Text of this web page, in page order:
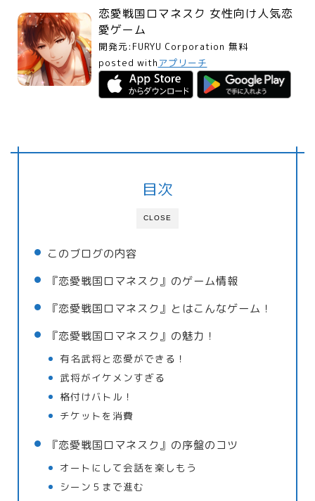
恋愛戦国ロマネスク 女性向け人気恋
愛ゲーム
開発元: FURYU Corporation 無料
posted with アプリーチ
CLOSE
目次
このブログの内容
『恋愛戦国ロマネスク』のゲーム情報
『恋愛戦国ロマネスク』とはこんなゲーム！
『恋愛戦国ロマネスク』の魅力！
有名武将と恋愛ができる！
武将がイケメンすぎる
格付けバトル！
チケットを消費
『恋愛戦国ロマネスク』の序盤のコツ
オートにして会話を楽しもう
シーン５まで進む